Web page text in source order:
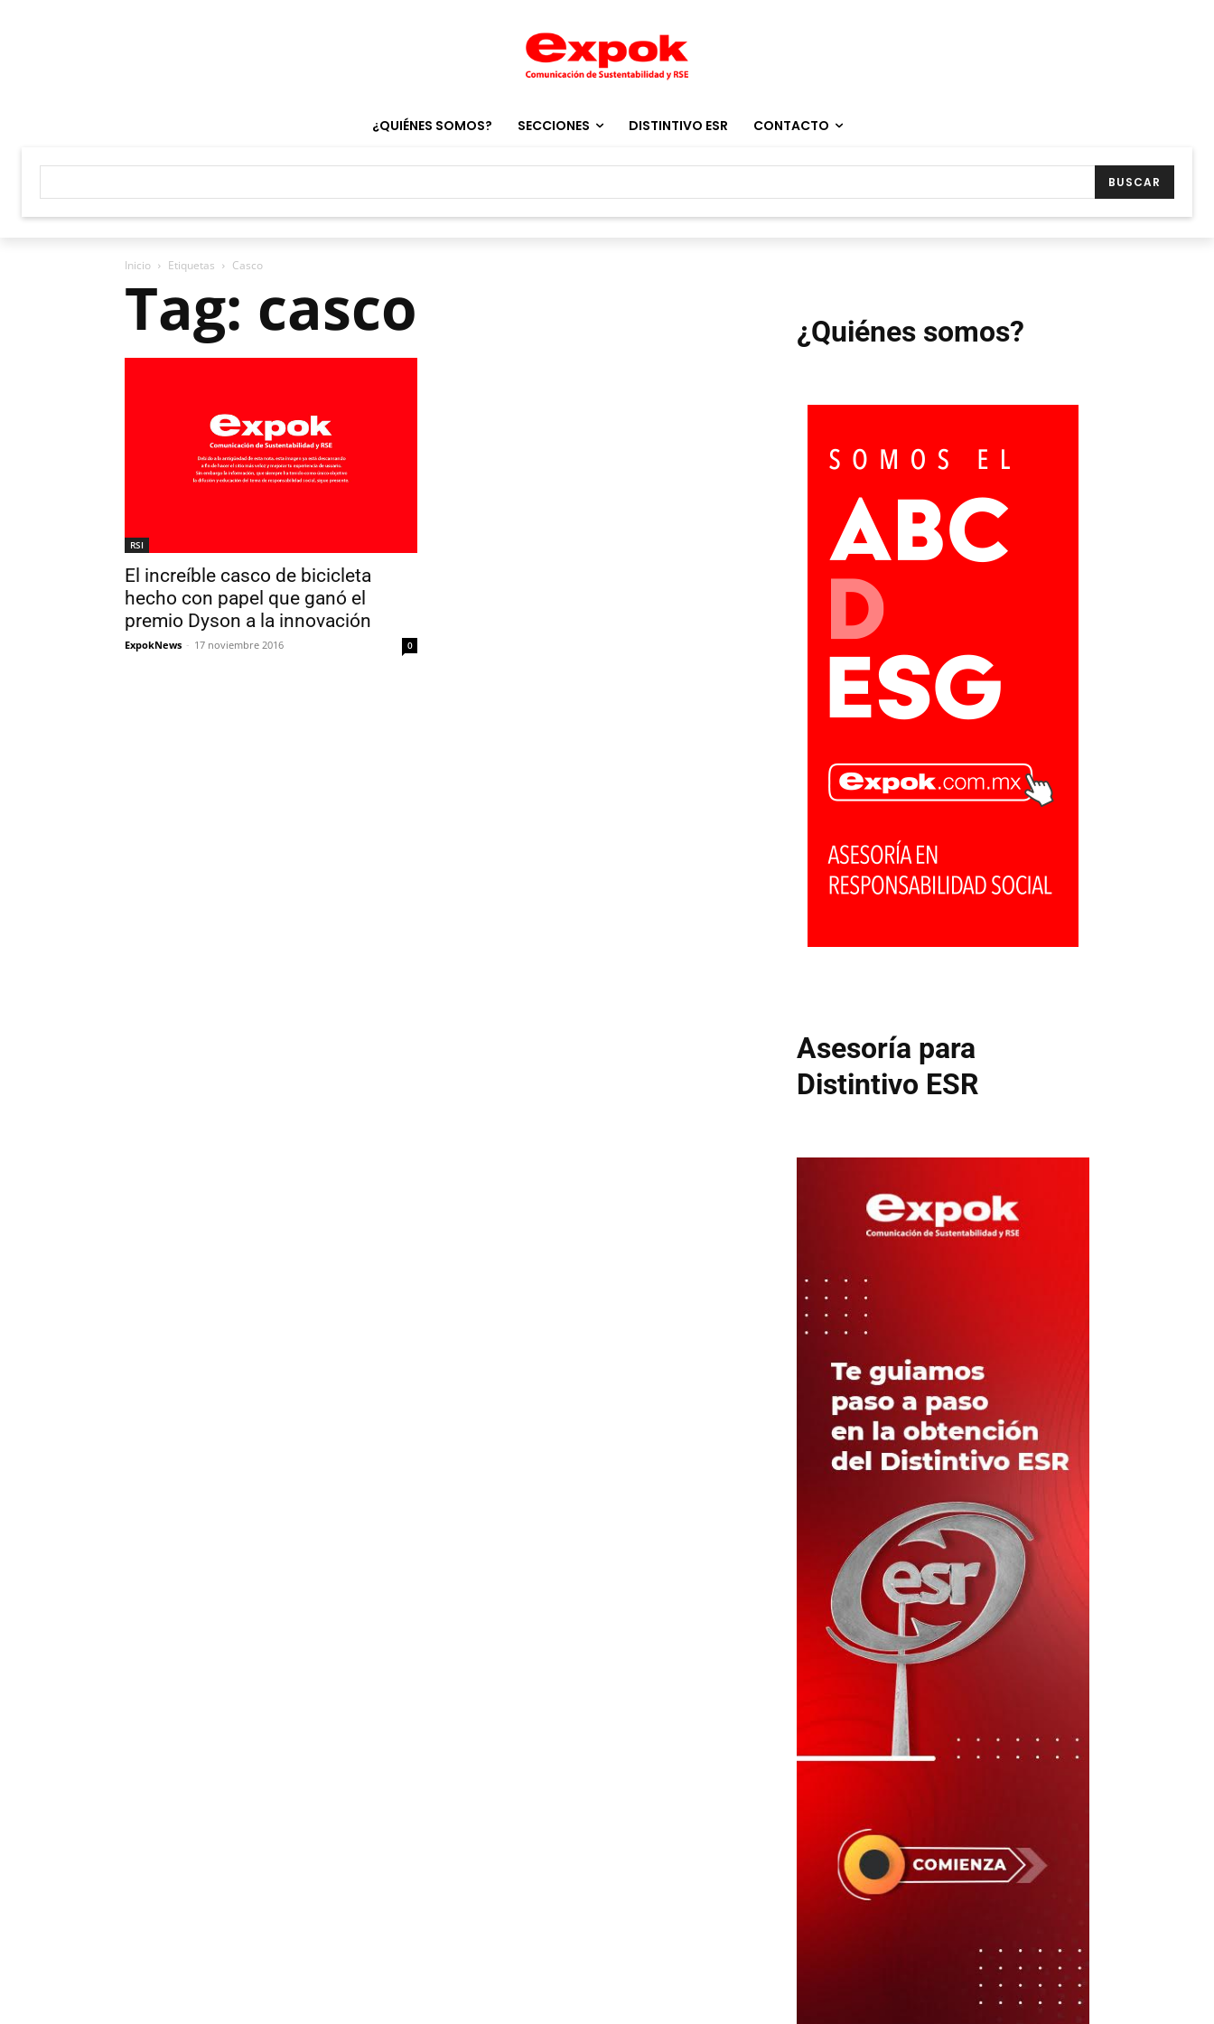
¿QUIÉNES SOMOS? SECCIONES DISTINTIVO ESR CONTACTO
BUSCAR
Inicio Etiquetas Casco
Tag: casco
RSI
El increíble casco de bicicleta
hecho con papel que ganó el
premio Dyson a la innovación
ExpokNews - 17 noviembre 2016 0
¿Quiénes somos?
Asesoría para
Distintivo ESR